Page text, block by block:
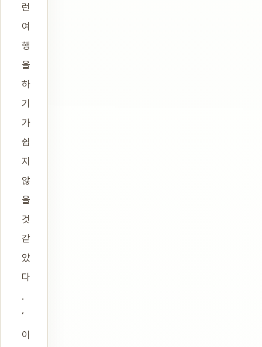
런
여
행
을
하
기
가
쉽
지
않
을
것
같
았
다
.
‘
이